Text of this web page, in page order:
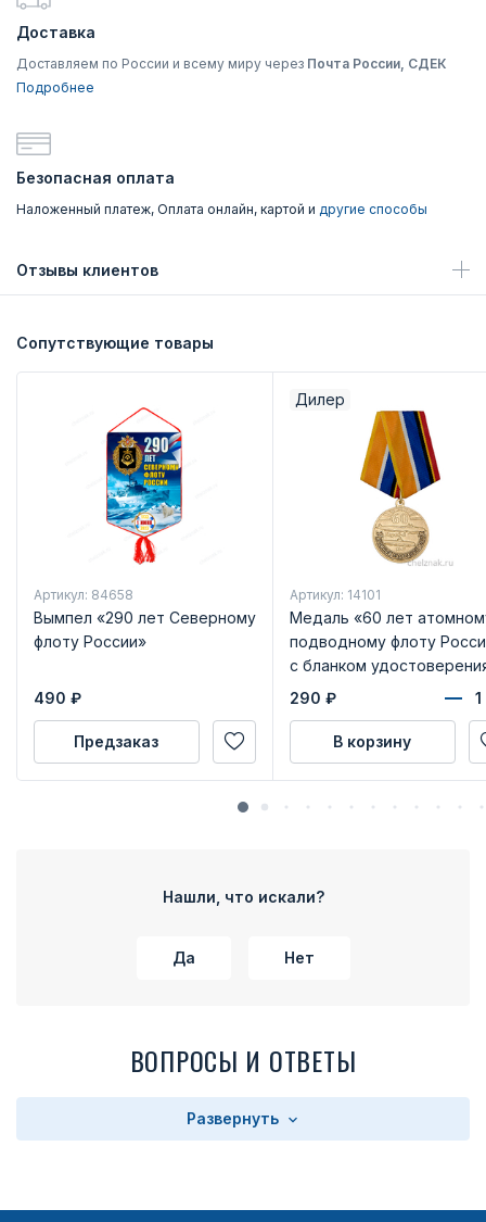
Доставка
Доставляем по России и всему миру через Почта России, СДЕК
Подробнее
Безопасная оплата
Наложенный платеж, Оплата онлайн, картой и другие способы
Отзывы клиентов
Сопутствующие товары
Артикул: 84658
Вымпел «290 лет Северному
флоту России»
490 ₽
Предзаказ
Дилер
Артикул: 14101
Медаль «60 лет
подводному флоту
с бланком
290 ₽
В корзину
Нашли, что искали?
Да Нет
ВОПРОСЫ И ОТВЕТЫ
Развернуть